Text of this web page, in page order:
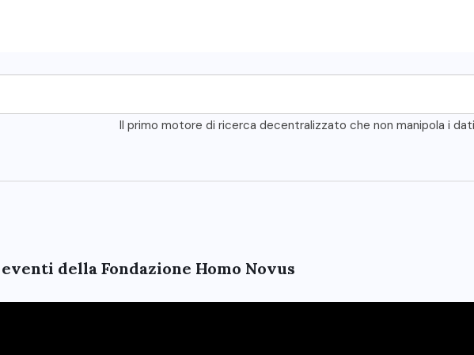
Il primo motore di ricerca decentralizzato che non manipola i dati
della Fondazione Homo Novus